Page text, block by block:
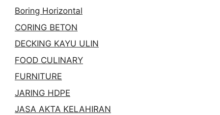
Boring Horizontal
CORING BETON
DECKING KAYU ULIN
FOOD CULINARY
FURNITURE
JARING HDPE
JASA AKTA KELAHIRAN